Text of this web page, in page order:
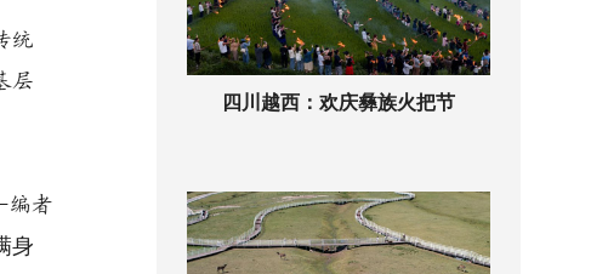
统
层
者
身
四川越西：欢庆彝族火把节